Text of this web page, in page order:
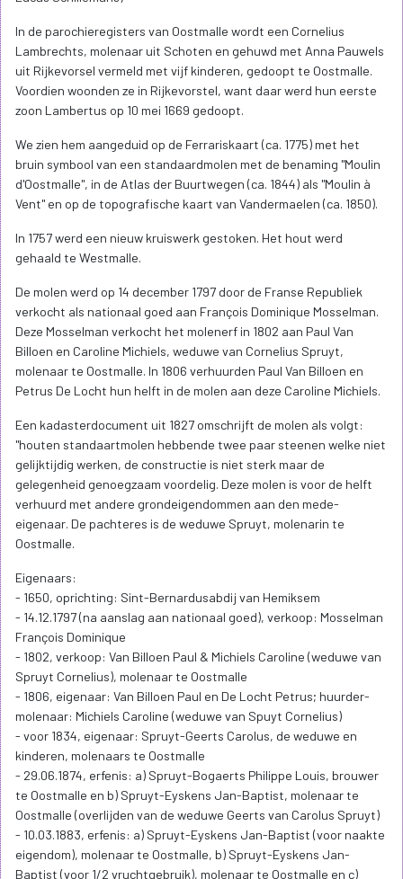
In de parochieregisters van Oostmalle wordt een Cornelius
Lambrechts, molenaar uit Schoten en gehuwd met Anna Pauwels
uit Rijkevorsel vermeld met vijf kinderen, gedoopt te Oostmalle.
Voordien woonden ze in Rijkevorstel, want daar werd hun eerste
zoon Lambertus op 10 mei 1669 gedoopt.
We zien hem aangeduid op de Ferrariskaart (ca. 1775) met het
bruin symbool van een standaardmolen met de benaming "Moulin
d'Oostmalle", in de Atlas der Buurtwegen (ca. 1844) als "Moulin à
Vent" en op de topografische kaart van Vandermaelen (ca. 1850).
In 1757 werd een nieuw kruiswerk gestoken. Het hout werd
gehaald te Westmalle.
De molen werd op 14 december 1797 door de Franse Republiek
verkocht als nationaal goed aan François Dominique Mosselman.
Deze Mosselman verkocht het molenerf in 1802 aan Paul Van
Billoen en Caroline Michiels, weduwe van Cornelius Spruyt,
molenaar te Oostmalle. In 1806 verhuurden Paul Van Billoen en
Petrus De Locht hun helft in de molen aan deze Caroline Michiels.
Een kadasterdocument uit 1827 omschrijft de molen als volgt:
"houten standaartmolen hebbende twee paar steenen welke niet
gelijktijdig werken, de constructie is niet sterk maar de
gelegenheid genoegzaam voordelig. Deze molen is voor de helft
verhuurd met andere grondeigendommen aan den mede-
eigenaar. De pachteres is de weduwe Spruyt, molenarin te
Oostmalle.
Eigenaars:
- 1650, oprichting: Sint-Bernardusabdij van Hemiksem
- 14.12.1797 (na aanslag aan nationaal goed), verkoop: Mosselman
François Dominique
- 1802, verkoop: Van Billoen Paul & Michiels Caroline (weduwe van
Spruyt Cornelius), molenaar te Oostmalle
- 1806, eigenaar: Van Billoen Paul en De Locht Petrus; huurder-
molenaar: Michiels Caroline (weduwe van Spuyt Cornelius)
- voor 1834, eigenaar: Spruyt-Geerts Carolus, de weduwe en
kinderen, molenaars te Oostmalle
- 29.06.1874, erfenis: a) Spruyt-Bogaerts Philippe Louis, brouwer
te Oostmalle en b) Spruyt-Eyskens Jan-Baptist, molenaar te
Oostmalle (overlijden van de weduwe Geerts van Carolus Spruyt)
- 10.03.1883, erfenis: a) Spruyt-Eyskens Jan-Baptist (voor naakte
eigendom), molenaar te Oostmalle, b) Spruyt-Eyskens Jan-
Baptist (voor 1/2 vruchtgebruik), molenaar te Oostmalle en c)